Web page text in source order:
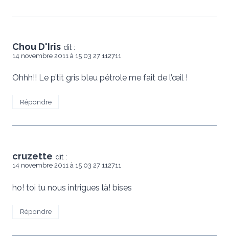
Chou D'Iris dit :
14 novembre 2011 à 15 03 27 112711
Ohhh!! Le p’tit gris bleu pétrole me fait de l’œil !
Répondre
cruzette dit :
14 novembre 2011 à 15 03 27 112711
ho! toi tu nous intrigues là! bises
Répondre